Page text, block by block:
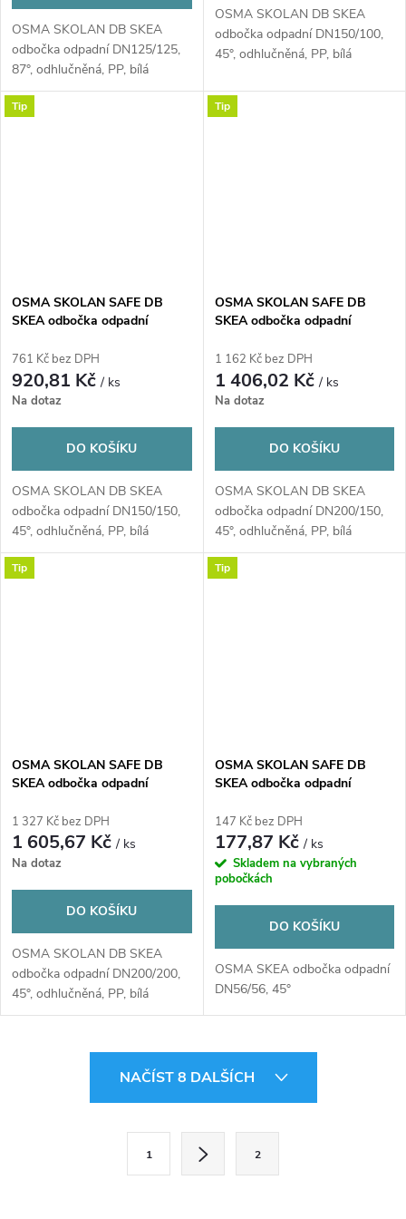
OSMA SKOLAN DB SKEA
odbočka odpadní DN125/125,
87°, odhlučněná, PP, bílá
OSMA SKOLAN DB SKEA
odbočka odpadní DN150/100,
45°, odhlučněná, PP, bílá
Tip
OSMA SKOLAN SAFE DB
SKEA odbočka odpadní
PP, bílá
761 Kč bez DPH
920,81 Kč/ ks
Na dotaz
DO KOŠÍKU
OSMA SKOLAN DB SKEA
odbočka odpadní DN150/150,
45°, odhlučněná, PP, bílá
Tip
OSMA SKOLAN SAFE DB
SKEA odbočka odpadní
PP, bílá
1 162 Kč bez DPH
1 406,02 Kč/ ks
Na dotaz
DO KOŠÍKU
OSMA SKOLAN DB SKEA
odbočka odpadní DN200/150,
45°, odhlučněná, PP, bílá
Tip
OSMA SKOLAN SAFE DB
SKEA odbočka odpadní
PP, bílá
1 327 Kč bez DPH
1 605,67 Kč/ ks
Na dotaz
DO KOŠÍKU
OSMA SKOLAN DB SKEA
odbočka odpadní DN200/200,
45°, odhlučněná, PP, bílá
Tip
OSMA SKOLAN SAFE DB
SKEA odbočka odpadní
bílá
147 Kč bez DPH
177,87 Kč/ ks
Skladem na vybraných
pobočkách
DO KOŠÍKU
OSMA SKEA odbočka odpadní
DN56/56, 45°
NAČÍST 8 DALŠÍCH
1 2